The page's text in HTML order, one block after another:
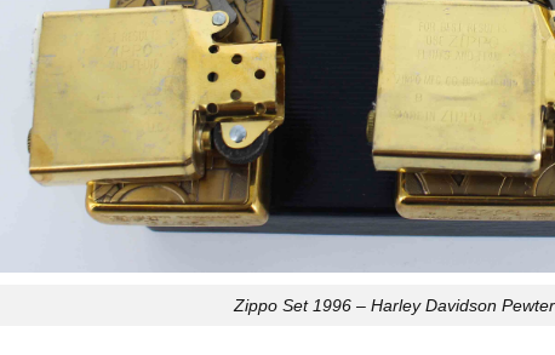
Zippo Set 1996 – Harley Davidson